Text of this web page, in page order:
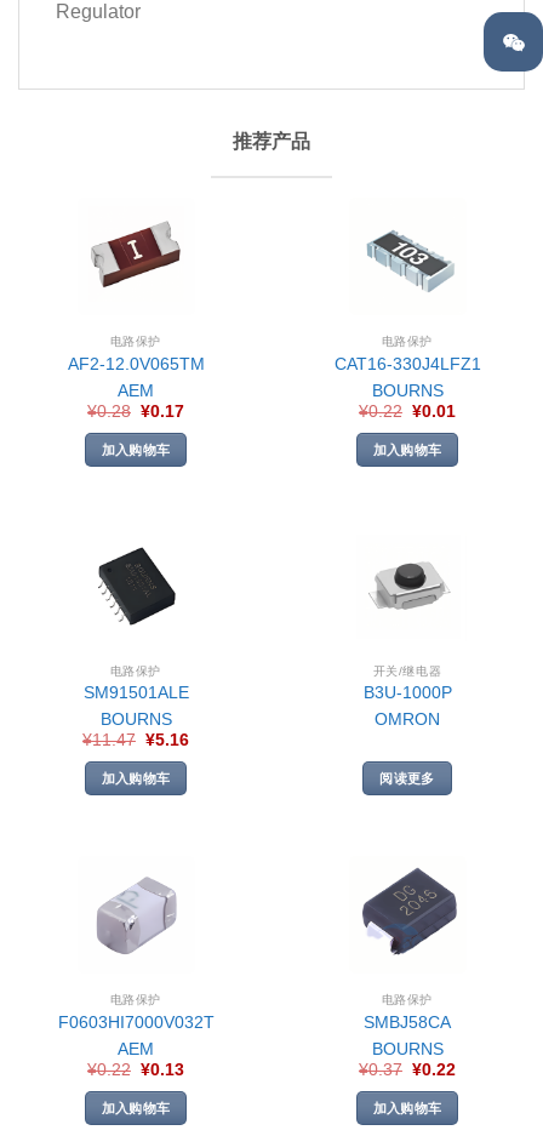
Regulator
推荐产品
电路保护
AF2-12.0V065TM
AEM
¥0.28 ¥0.17
加入购物车
电路保护
CAT16-330J4LFZ1
BOURNS
¥0.22 ¥0.01
加入购物车
电路保护
SM91501ALE
BOURNS
¥11.47 ¥5.16
加入购物车
开关/继电器
B3U-1000P
OMRON
阅读更多
电路保护
F0603HI7000V032T
AEM
¥0.22 ¥0.13
加入购物车
电路保护
SMBJ58CA
BOURNS
¥0.37 ¥0.22
加入购物车